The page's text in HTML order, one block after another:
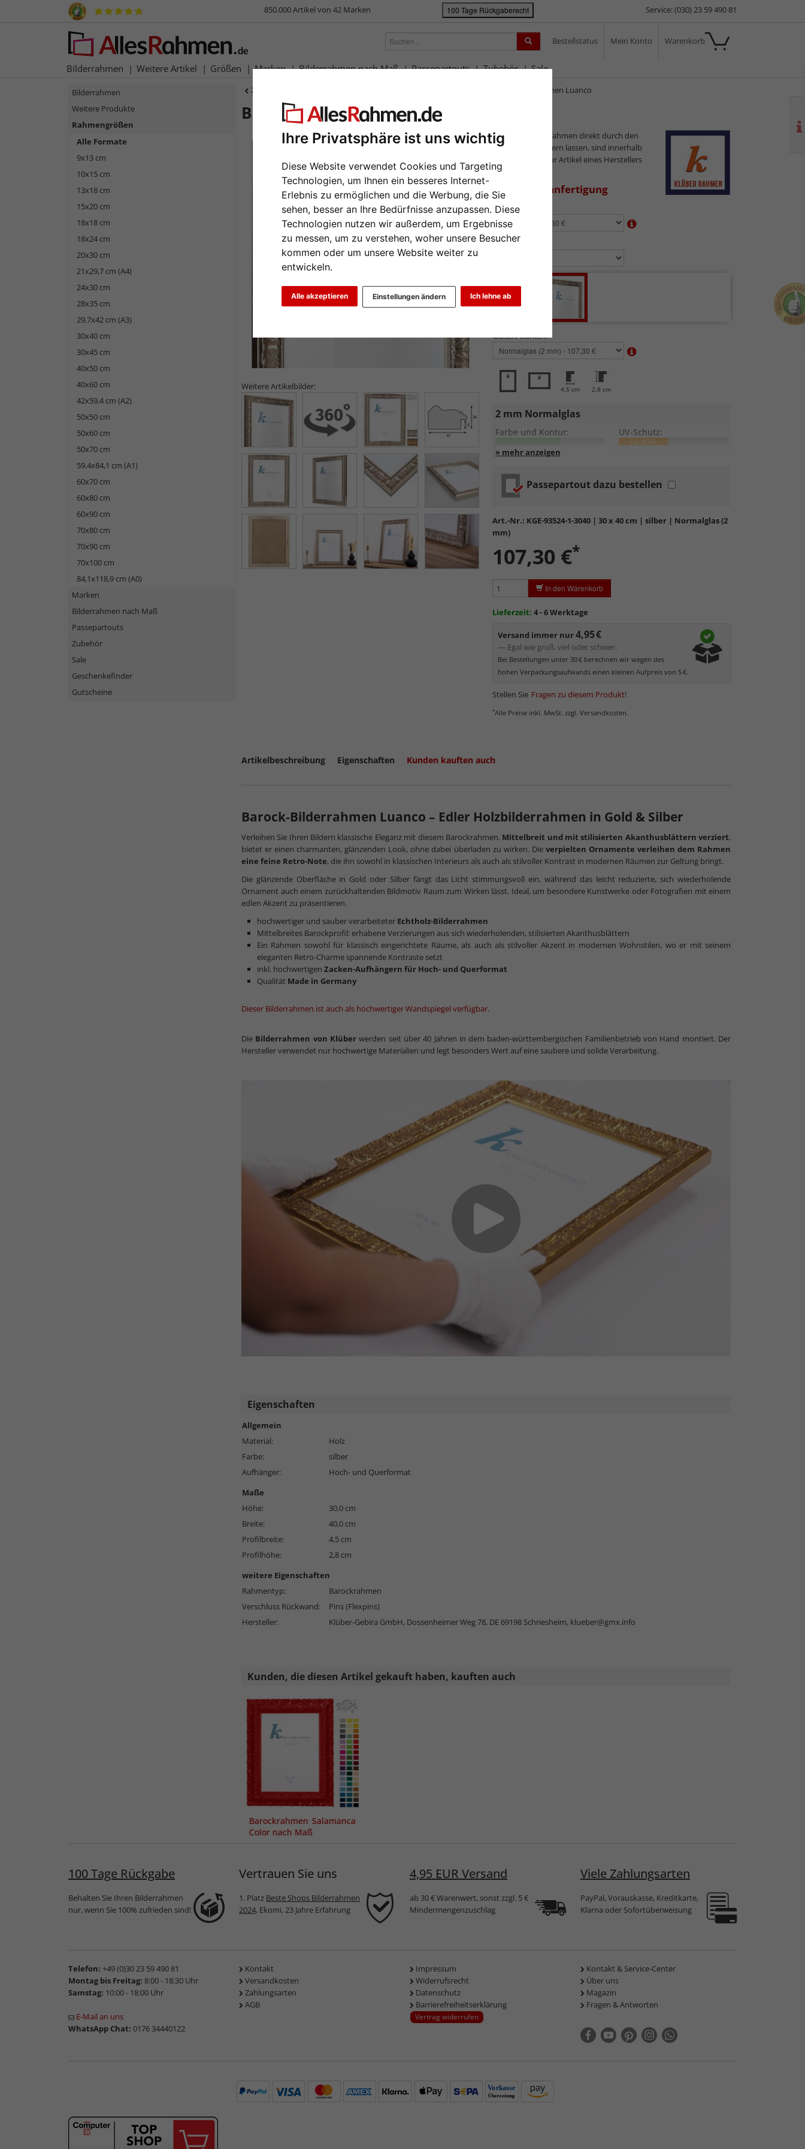
Ihre Privatsphäre ist uns wichtig
Diese Website verwendet Cookies und Targeting
Technologien, um Ihnen ein besseres Internet-
Erlebnis zu ermöglichen und die Werbung, die Sie
sehen, besser an Ihre Bedürfnisse anzupassen. Diese
Technologien nutzen wir außerdem, um Ergebnisse
zu messen, um zu verstehen, woher unsere Besucher
kommen oder um unsere Website weiter zu
entwickeln.
Alle akzeptieren Ich lehne ab
Einstellungen ändern
850.000 Artikel von 42 Marken 100 Tage Rückgaberecht Service: (030) 23 59 490 81
Bestellstatus Mein Konto Warenkorb
Bilderrahmen Weitere Artikel Größen Marken Bilderrahmen nach Maß Passepartouts Zubehör Sale
Zurück Barock-Bilderrahmen Luanco
Barock-Bilderrahmen Luanco
Weitere Artikelbilder:
Da wir die Bilderrahmen direkt durch den
Hersteller ausliefern lassen, sind innerhalb
eines Auftrags nur Artikel eines Herstellers
möglich.
zur Maßanfertigung
Format wählen:
Farbe wählen:
Glasart wählen:
4,5 cm 2,8 cm
2 mm Normalglas
Farbe und Kontur: UV-Schutz:
ca. 45%
Entspiegelung:
Standardglasin hochwertiger Floatglas-Qualität.
Formstabil, preiswert, witterungs- und hitzebeständig
Reflektierende Oberfläche
Minimaler UV-Schutz von ca. 45%
Schutz des Bildes.
Normalglas hat eine leichte Grünfärbung
Bereich der Weißtöne zu einem dezenten Grünschimmer
kommt. Für Bilder mit hellen Farben empfehlen wir Kunst- oder
Passepartout dazu bestellen
Art.-Nr.: KGE-93524-1-3040| 30 x 40 cm | silber | Normalglas (2
mm)
107,30 €*
In den Warenkorb
Lieferzeit: 4 - 6 Werktage
Versand immer nur4,95 €
— Egal wie groß, viel oder schwer.
Bei Bestellungen unter 30 € berechnen wir wegen des
hohen Verpackungsaufwands einen kleinen Aufpreis von 5 €.
Stellen Sie Fragen zu diesem Produkt!
*Alle Preise inkl. MwSt. zzgl. Versandkosten.
Artikelbeschreibung Eigenschaften Kunden kauften auch
Barock-Bilderrahmen Luanco – Edler Holzbilderrahmen in Gold & Silber
Verleihen Sie Ihren Bildern klassische Eleganz mit diesem Barockrahmen. Mittelbreit und mit stilisierten Akanthusblättern verziert,
bietet er einen charmanten, glänzenden Look, ohne dabei überladen zu wirken. Die verpielten Ornamente verleihen dem Rahmen
eine feine Retro-Note, die ihn sowohl in klassischen Interieurs als auch als stilvoller Kontrast in modernen Räumen zur Geltung bringt.
Die glänzende Oberfläche in Gold oder Silber fängt das Licht stimmungsvoll ein, während das leicht reduzierte, sich wiederholende
Ornament auch einem zurückhaltenden Bildmotiv Raum zum Wirken lässt. Ideal, um besondere Kunstwerke oder Fotografien mit einem
edlen Akzent zu präsentieren.
hochwertiger und sauber verarbeiteter Echtholz-Bilderrahmen
Mittelbreites Barockprofil: erhabene Verzierungen aus sich wiederholenden, stilisierten Akanthusblättern
Ein Rahmen sowohl für klassisch eingerichtete Räume, als auch als stilvoller Akzent in modernen Wohnstilen, wo er mit seinem
eleganten Retro-Charme spannende Kontraste setzt
inkl. hochwertigen Zacken-Aufhängern für Hoch- und Querformat
Qualität Made in Germany
Dieser Bilderrahmen ist auch als hochwertiger Wandspiegel verfügbar.
Die Bilderrahmen von Klüberwerden seit über 40 Jahren in dem baden-württembergischen Familienbetrieb von Hand montiert. Der
Hersteller verwendet nur hochwertige Materialien und legt besonders Wert auf eine saubere und solide Verarbeitung.
Eigenschaften
Allgemein
Material:
Holz
Farbe:
silber
Aufhänger:
Hoch- und Querformat
Maße
Höhe:
30,0 cm
Breite:
40,0 cm
Profilbreite:
4,5 cm
Profilhöhe:
2,8 cm
weitere Eigenschaften
Rahmentyp:
Barockrahmen
Verschluss Rückwand:
Pins (Flexpins)
Hersteller:
Klüber-Gebira GmbH, Dossenheimer Weg 78, DE 69198 Schriesheim, klueber@gmx.info
Kunden, die diesen Artikel gekauft haben, kauften auch
Barockrahmen Salamanca
Color nach Maß
Bilderrahmen
Weitere Produkte
Rahmengrößen
Alle Formate
9x13 cm
10x15 cm
13x18 cm
15x20 cm
18x18 cm
18x24 cm
20x30 cm
21x29,7 cm (A4)
24x30 cm
28x35 cm
29,7x42 cm (A3)
30x40 cm
30x45 cm
40x50 cm
40x60 cm
42x59,4 cm (A2)
50x50 cm
50x60 cm
50x70 cm
59,4x84,1 cm (A1)
60x70 cm
60x80 cm
60x90 cm
70x80 cm
70x90 cm
70x100 cm
84,1x118,9 cm (A0)
Marken
Bilderrahmen nach Maß
Passepartouts
Zubehör
Sale
Geschenkefinder
Gutscheine
100 Tage Rückgabe
Behalten Sie Ihren Bilderrahmen
nur, wenn Sie 100% zufrieden sind!
Vertrauen Sie uns
1. Platz Beste Shops Bilderrahmen
2024, Ekomi, 23 Jahre Erfahrung
4,95 EUR Versand
ab 30 € Warenwert, sonst zzgl. 5 €
Mindermengenzuschlag
Viele Zahlungsarten
PayPal, Vorauskasse, Kreditkarte,
Klarna oder Sofortüberweisung
Telefon: +49 (0)30 23 59 490 81
Montag bis Freitag: 8:00 - 18:30 Uhr
Samstag: 10:00 - 18:00 Uhr
E-Mail an uns
WhatsApp Chat: 0176 34440122
Kontakt
Versandkosten
Zahlungsarten
AGB
Impressum
Widerrufsrecht
Datenschutz
Barrierefreiheitserklärung
Vertrag widerrufen
Kontakt & Service-Center
Über uns
Magazin
Fragen & Antworten